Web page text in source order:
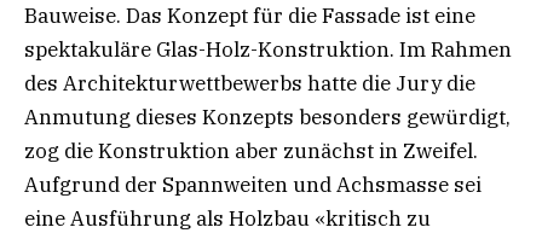
Bauweise. Das Konzept für die Fassade ist eine
spektakuläre Glas-Holz-Konstruktion. Im Rahmen
des Architekturwettbewerbs hatte die Jury die
Anmutung dieses Konzepts besonders gewürdigt,
zog die Konstruktion aber zunächst in Zweifel.
Aufgrund der Spannweiten und Achsmasse sei
eine Ausführung als Holzbau «kritisch zu